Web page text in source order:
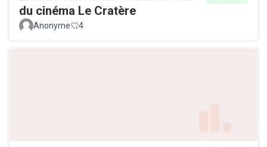
du cinéma Le Cratère
Anonyme 4